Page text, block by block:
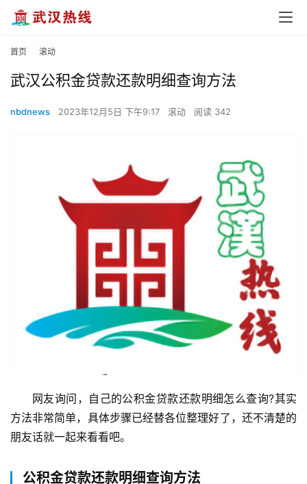
首页 滚动
武汉公积金贷款还款明细查询方法
nbdnews 2023年12月5日 下午9:17 滚动 阅读 342
网友询问，自己的公积金贷款还款明细怎么查询?其实
方法非常简单，具体步骤已经替各位整理好了，还不清楚的
朋友话就一起来看看吧。
公积金贷款还款明细查询方法